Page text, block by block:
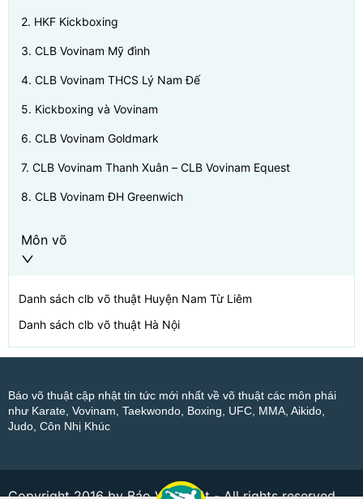
2. HKF Kickboxing
3. CLB Vovinam Mỹ đình
4. CLB Vovinam THCS Lý Nam Đế
5. Kickboxing và Vovinam
6. CLB Vovinam Goldmark
7. CLB Vovinam Thanh Xuân – CLB Vovinam Equest
8. CLB Vovinam ĐH Greenwich
Môn võ
Danh sách clb võ thuật Huyện Nam Từ Liêm
Danh sách clb võ thuật Hà Nội
Báo võ thuật cập nhật tin tức mới nhất về võ thuật các môn phái
như Karate, Vovinam, Taekwondo, Boxing, UFC, MMA, Aikido,
Judo, Côn Nhị Khúc
Copyright 2016 by Báo Võ Thuật - All rights reserved